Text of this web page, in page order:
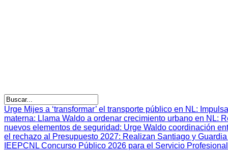
Urge Mijes a ‘transformar’ el transporte público en NL:
materna: Llama Waldo a ordenar crecimiento urbano en NL:
nuevos elementos de seguridad: Urge Waldo coordinación
el rechazo al Presupuesto 2027: Realizan Santiago y
IEEPCNL Concurso Público 2026 para el Servicio